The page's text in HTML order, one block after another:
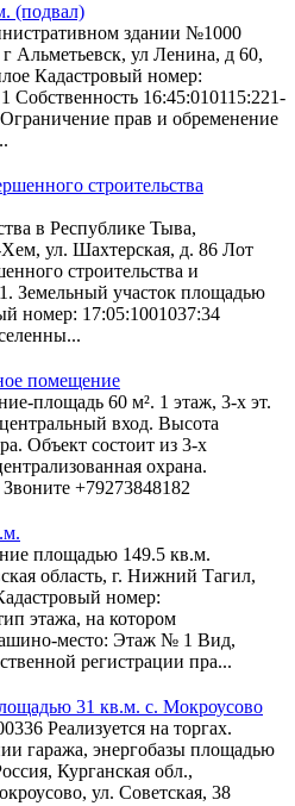
(подвал)
здании №1000
Альметьевск, ул Ленина, д 60,
Кадастровый номер:
Собственность 16:45:010115:221-
прав и обременение
строительства
в Республике Тыва,
ул. Шахтерская, д. 86 Лот
строительства и
1. Земельный участок площадью
номер: 17:05:1001037:34
помещение
площадь 60 м². 1 этаж, 3-х эт.
вход. Высота
Объект состоит из 3-х
охрана.
+79273848182
площадью 149.5 кв.м.
область, г. Нижний Тагил,
номер:
этажа, на котором
место: Этаж № 1 Вид,
регистрации пра...
31 кв.м. с. Мокроусово
Реализуется на торгах.
гаража, энергобазы площадью
Курганская обл.,
ул. Советская, 38